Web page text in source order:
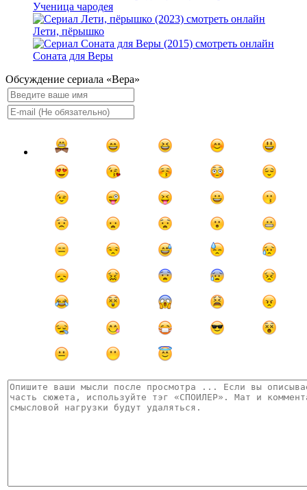
Ученица чародея
Лети, пёрышко
Соната для Веры
Обсуждение сериала «Вера»